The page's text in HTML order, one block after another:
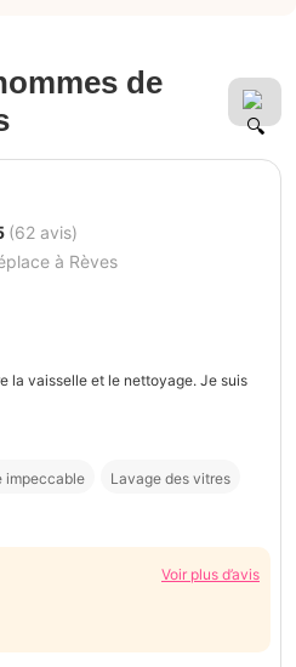
de
(62 avis)
à Rèves
la vaisselle et le nettoyage. Je suis
impeccable Lavage des vitres
Voir plus d’avis